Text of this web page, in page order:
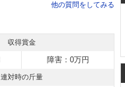
他の質問をしてみる
収得賞金
障害：0万円
連対時の斤量